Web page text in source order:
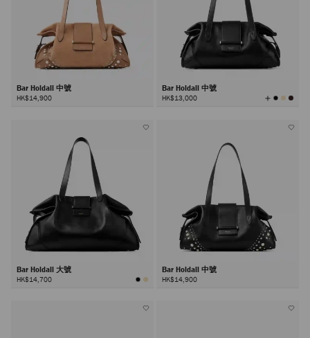
Bar Holdall 中號
HK$14,900
Bar Holdall 中號
HK$13,000 查
看
Bar Holdall 大號
HK$14,700
Bar Holdall 中號
HK$14,900